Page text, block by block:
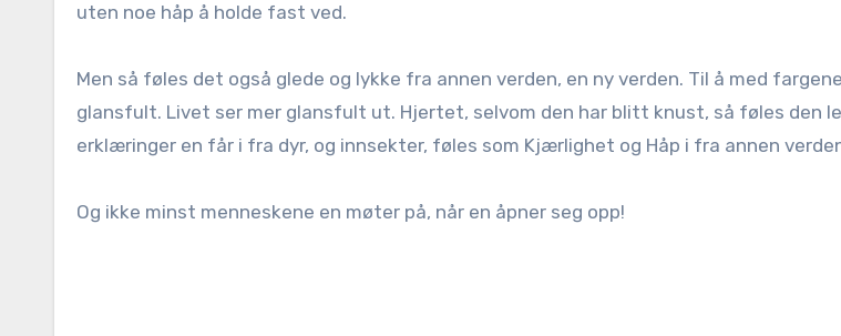
uten noe håp å holde fast ved.
Men så føles det også glede og lykke fra annen verden, en ny verden. Til å med
glansfult. Livet ser mer glansfult ut. Hjertet, selvom den har blitt knust, så føles den
erklæringer en får i fra dyr, og innsekter, føles som Kjærlighet og Håp i fra annen
Og ikke minst menneskene en møter på, når en åpner seg opp!